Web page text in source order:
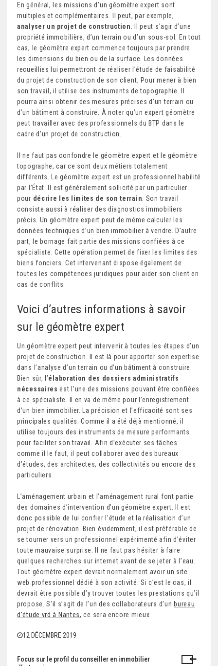
En général, les missions d’un géomètre expert sont
multiples et complémentaires. Il peut, par exemple,
analyser un projet de construction
. Il peut s’agir d’une
propriété immobilière, d’un terrain ou d’un sous-sol. En tout
cas, le géomètre expert commence toujours par prendre
les dimensions du bien ou de la surface. Les données
recueillies lui permettront de réaliser l’étude de faisabilité
du projet de construction de son client. Pour mener à bien
son travail, il utilise des instruments de topographie. Il
pourra ainsi obtenir des mesures précises d’un terrain ou
d’un bâtiment à construire. À noter qu’un expert géomètre
peut travailler avec des professionnels du BTP dans le
cadre d’un projet de construction.
Il ne faut pas confondre le géomètre expert et le géomètre
topographe, car ce sont deux métiers totalement
différents. Le géomètre expert est un professionnel habilité
par l’État. Il est généralement sollicité par un particulier
pour décrire les limites de son terrain . Son travail
consiste aussi à réaliser des diagnostics immobiliers
précis. Un géomètre expert peut de même calculer les
données techniques d’un bien immobilier à vendre. D’autre
part, le bornage fait partie des missions confiées à ce
spécialiste. Cette opération permet de fixer les limites des
biens fonciers. Cet intervenant dispose également de
toutes les compétences juridiques pour aider son client en
cas de conflits.
Voici d’autres informations à savoir
sur le géomètre expert
Un géomètre expert peut intervenir à toutes les étapes d’un
projet de construction. Il est là pour apporter son expertise
dans l’analyse d’un terrain ou d’un bâtiment à construire.
Bien sûr, l’élaboration des dossiers administratifs
nécessaires est l’une des missions pouvant être confiées
à ce spécialiste. Il en va de même pour l’enregistrement
d’un bien immobilier. La précision et l’efficacité sont ses
principales qualités. Comme il a été déjà mentionné, il
utilise toujours des instruments de mesure performants
pour faciliter son travail. Afin d’exécuter ses tâches
comme il le faut, il peut collaborer avec des bureaux
d’études, des architectes, des collectivités ou encore des
particuliers.
L’aménagement urbain et l’aménagement rural font partie
des domaines d’intervention d’un géomètre expert. Il est
donc possible de lui confier l’étude et la réalisation d’un
projet de rénovation. Bien évidemment, il est préférable de
se tourner vers un professionnel expérimenté afin d’éviter
toute mauvaise surprise. Il ne faut pas hésiter à faire
quelques recherches sur internet avant de se jeter à l’eau.
Tout géomètre expert devrait normalement avoir un site
web professionnel dédié à son activité. Si c’est le cas, il
devrait être possible d’y trouver toutes les prestations qu’il
propose. S’il s’agit de l’un des collaborateurs d’un bureau
d’étude vrd à Nantes, ce sera encore mieux.
12 DÉCEMBRE 2019
Focus sur le profil du conseiller en immobilier